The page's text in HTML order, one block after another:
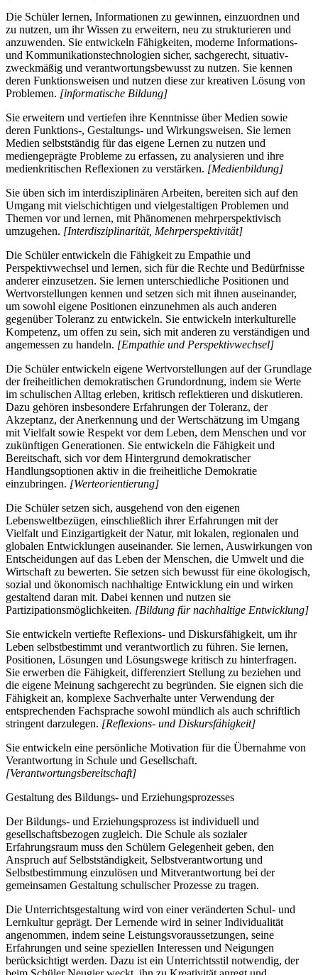
Die Schüler lernen, Informationen zu gewinnen, einzuordnen und
zu nutzen, um ihr Wissen zu erweitern, neu zu strukturieren und
anzuwenden. Sie entwickeln Fähigkeiten, moderne Informations-
und Kommunikationstechnologien sicher, sachgerecht, situativ-
zweckmäßig und verantwortungsbewusst zu nutzen. Sie kennen
deren Funktionsweisen und nutzen diese zur kreativen Lösung von
Problemen. [informatische Bildung]
Sie erweitern und vertiefen ihre Kenntnisse über Medien sowie
deren Funktions-, Gestaltungs- und Wirkungsweisen. Sie lernen
Medien selbstständig für das eigene Lernen zu nutzen und
mediengeprägte Probleme zu erfassen, zu analysieren und ihre
medienkritischen Reflexionen zu verstärken. [Medienbildung]
Sie üben sich im interdisziplinären Arbeiten, bereiten sich auf den
Umgang mit vielschichtigen und vielgestaltigen Problemen und
Themen vor und lernen, mit Phänomenen mehrperspektivisch
umzugehen. [Interdisziplinarität, Mehrperspektivität]
Die Schüler entwickeln die Fähigkeit zu Empathie und
Perspektivwechsel und lernen, sich für die Rechte und Bedürfnisse
anderer einzusetzen. Sie lernen unterschiedliche Positionen und
Wertvorstellungen kennen und setzen sich mit ihnen auseinander,
um sowohl eigene Positionen einzunehmen als auch anderen
gegenüber Toleranz zu entwickeln. Sie entwickeln interkulturelle
Kompetenz, um offen zu sein, sich mit anderen zu verständigen und
angemessen zu handeln. [Empathie und Perspektivwechsel]
Die Schüler entwickeln eigene Wertvorstellungen auf der Grundlage
der freiheitlichen demokratischen Grundordnung, indem sie Werte
im schulischen Alltag erleben, kritisch reflektieren und diskutieren.
Dazu gehören insbesondere Erfahrungen der Toleranz, der
Akzeptanz, der Anerkennung und der Wertschätzung im Umgang
mit Vielfalt sowie Respekt vor dem Leben, dem Menschen und vor
zukünftigen Generationen. Sie entwickeln die Fähigkeit und
Bereitschaft, sich vor dem Hintergrund demokratischer
Handlungsoptionen aktiv in die freiheitliche Demokratie
einzubringen. [Werteorientierung]
Die Schüler setzen sich, ausgehend von den eigenen
Lebensweltbezügen, einschließlich ihrer Erfahrungen mit der
Vielfalt und Einzigartigkeit der Natur, mit lokalen, regionalen und
globalen Entwicklungen auseinander. Sie lernen, Auswirkungen von
Entscheidungen auf das Leben der Menschen, die Umwelt und die
Wirtschaft zu bewerten. Sie setzen sich bewusst für eine ökologisch,
sozial und ökonomisch nachhaltige Entwicklung ein und wirken
gestaltend daran mit. Dabei kennen und nutzen sie
Partizipationsmöglichkeiten. [Bildung für nachhaltige Entwicklung]
Sie entwickeln vertiefte Reflexions- und Diskursfähigkeit, um ihr
Leben selbstbestimmt und verantwortlich zu führen. Sie lernen,
Positionen, Lösungen und Lösungswege kritisch zu hinterfragen.
Sie erwerben die Fähigkeit, differenziert Stellung zu beziehen und
die eigene Meinung sachgerecht zu begründen. Sie eignen sich die
Fähigkeit an, komplexe Sachverhalte unter Verwendung der
entsprechenden Fachsprache sowohl mündlich als auch schriftlich
stringent darzulegen. [Reflexions- und Diskursfähigkeit]
Sie entwickeln eine persönliche Motivation für die Übernahme von
Verantwortung in Schule und Gesellschaft.
[Verantwortungsbereitschaft]
Gestaltung des Bildungs- und Erziehungsprozesses
Der Bildungs- und Erziehungsprozess ist individuell und
gesellschaftsbezogen zugleich. Die Schule als sozialer
Erfahrungsraum muss den Schülern Gelegenheit geben, den
Anspruch auf Selbstständigkeit, Selbstverantwortung und
Selbstbestimmung einzulösen und Mitverantwortung bei der
gemeinsamen Gestaltung schulischer Prozesse zu tragen.
Die Unterrichtsgestaltung wird von einer veränderten Schul- und
Lernkultur geprägt. Der Lernende wird in seiner Individualität
angenommen, indem seine Leistungsvoraussetzungen, seine
Erfahrungen und seine speziellen Interessen und Neigungen
berücksichtigt werden. Dazu ist ein Unterrichtsstil notwendig, der